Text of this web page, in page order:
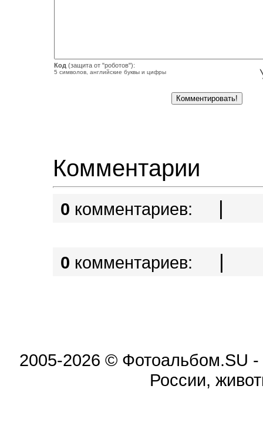
Код (защита от "роботов"):
5 символов, английские буквы и цифры
Комментарии
0 комментариев: |
0 комментариев: |
2005-2026 © Фотоальбом.SU -
России,